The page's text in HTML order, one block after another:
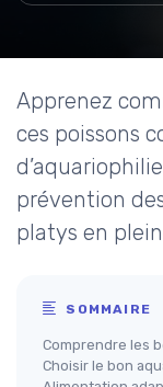
Apprenez
ces poissons
prévention
platys en
SOMMAIRE
Comprendre les
Choisir le bon